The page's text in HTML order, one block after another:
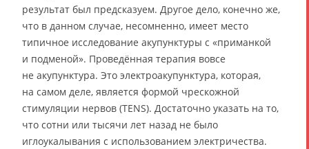
результат был предсказуем. Другое дело, конечно же,
что в данном случае, несомненно, имеет место
типичное исследование акупунктуры с «приманкой
и подменой». Проведённая терапия вовсе
не акупунктура. Это электроакупунктура, которая,
на самом деле, является формой чрескожной
стимуляции нервов (TENS). Достаточно указать на то,
что сотни или тысячи лет назад не было
иглоукалывания с использованием электричества.